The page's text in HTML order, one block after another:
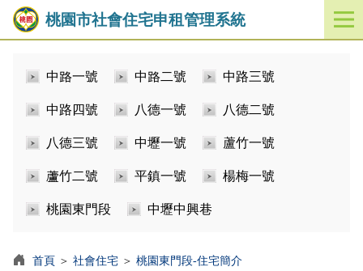
桃園市社會住宅申租管理系統
開
啟
中路一號 中路二號 中路三號
中路四號 八德一號 八德二號
八德三號 中壢一號 蘆竹一號
蘆竹二號 平鎮一號 楊梅一號
桃園東門段 中壢中興巷
首頁 ＞ 社會住宅 ＞ 桃園東門段-住宅簡介